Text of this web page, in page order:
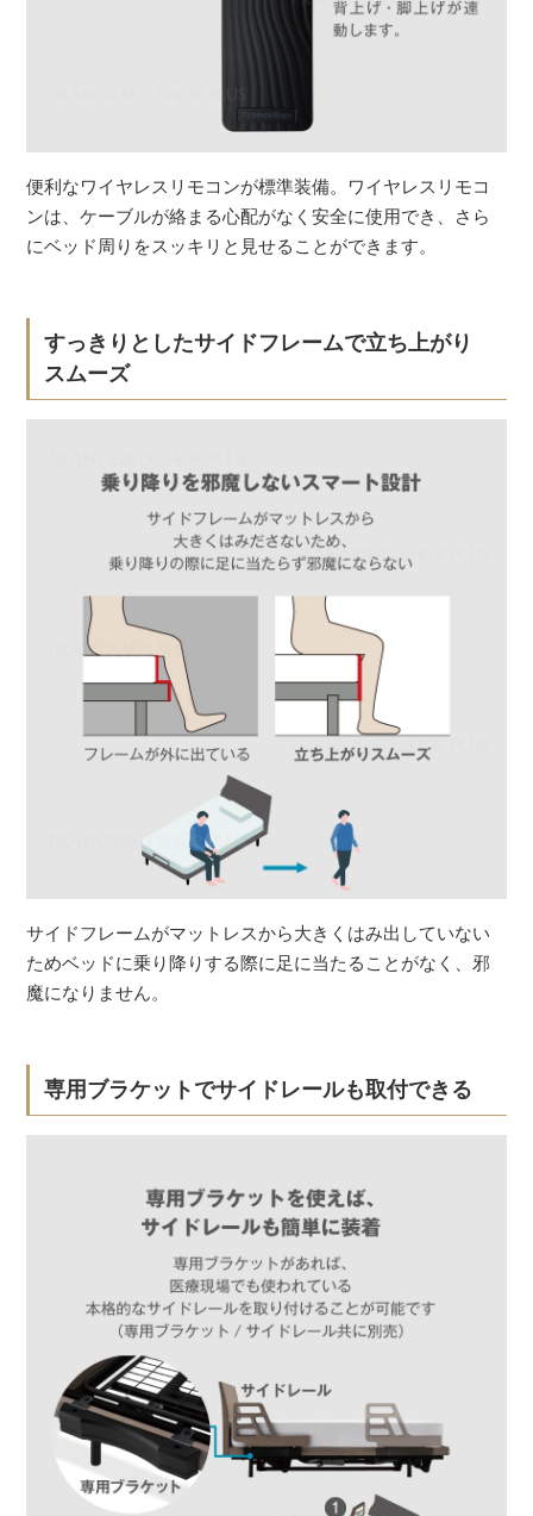
便利なワイヤレスリモコンが標準装備。ワイヤレスリモコ
ンは、ケーブルが絡まる心配がなく安全に使用でき、さら
にベッド周りをスッキリと見せることができます。
すっきりとしたサイドフレームで立ち上がり
スムーズ
サイドフレームがマットレスから大きくはみ出していない
ためベッドに乗り降りする際に足に当たることがなく、邪
魔になりません。
専用ブラケットでサイドレールも取付できる